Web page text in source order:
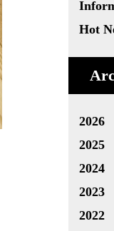
Hot
2026
2025
2024
2023
2022